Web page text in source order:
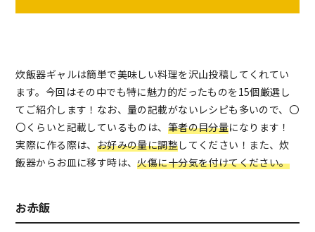
炊飯器ギャルは簡単で美味しい料理を沢山投稿してくれてい
ます。今回はその中でも特に魅力的だったものを15個厳選し
てご紹介します！なお、量の記載がないレシピも多いので、〇
〇くらいと記載しているものは、 筆者の目分量になります！
実際に作る際は、 お好みの量に調整してください！また、炊
飯器からお皿に移す時は、火傷に十分気を付けてください。
お赤飯